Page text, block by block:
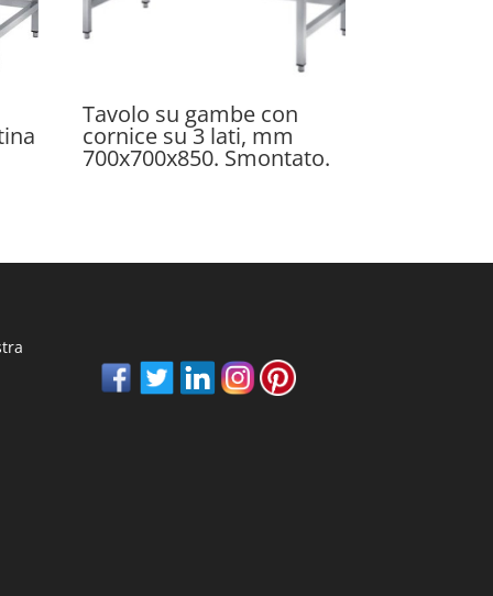
Tavolo su gambe con
cornice su 3 lati, mm
700x700x850. Smontato.